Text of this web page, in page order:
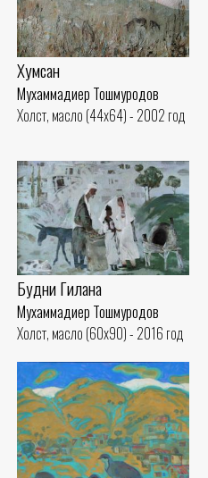
Хумсан
Мухаммадиер Тошмуродов
Холст, масло (44x64) - 2002 год
Будни Гилана
Мухаммадиер Тошмуродов
Холст, масло (60x90) - 2016 год